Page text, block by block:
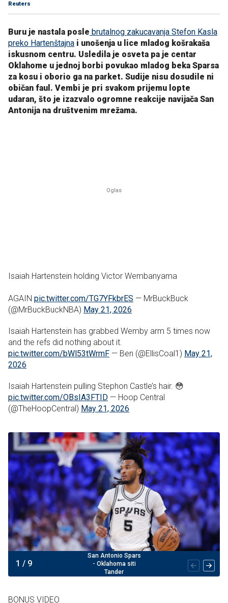
Reuters
Buru je nastala posle brutalnog zakucavanja Stefon Kasla
preko Hartenštajna i unošenja u lice mladog košrakaša
iskusnom centru. Usledila je osveta pa je centar
Oklahome u jednoj borbi povukao mladog beka Sparsa
za kosu i oborio ga na parket. Sudije nisu dosudile ni
običan faul. Vembi je pri svakom prijemu lopte
udaran, što je izazvalo ogromne reakcije navijača San
Antonija na društvenim mrežama.
Isaiah Hartenstein holding Victor Wembanyama
AGAIN pic.twitter.com/TG7YFkbrES — MrBuckBuck
(@MrBuckBuckNBA) May 21, 2026
Isaiah Hartenstein has grabbed Wemby arm 5 times now
and the refs did nothing about it.
pic.twitter.com/bWl53tWrmF — Ben (@EllisCoal1) May 21,
2026
Isaiah Hartenstein pulling Stephon Castle’s hair. 😳
pic.twitter.com/OBsIA3FTID — Hoop Central
(@TheHoopCentral) May 21, 2026
San Antonio Spars
- Oklahoma siti
Tander
1 / 9
BONUS VIDEO